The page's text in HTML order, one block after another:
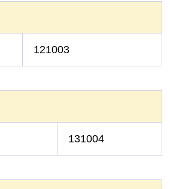
121003
131004